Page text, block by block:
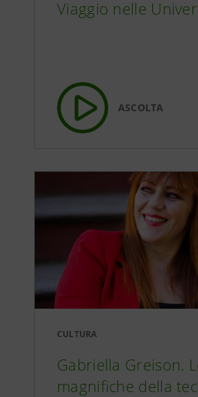
Viaggio nelle
ASCOLTA
CULTURA
Gabriella Greison.
magnifiche della